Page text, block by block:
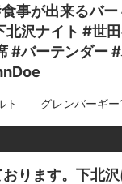
事が出来るバ
沢ナイト #世
#バーテンダー
ト グレンバーギー
ります。下北